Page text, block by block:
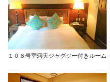
１０６号室露天ジャグジー付きルーム